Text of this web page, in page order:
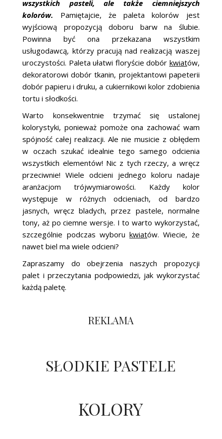
wszystkich pasteli, ale także ciemniejszych
kolorów.
Pamiętajcie, że paleta kolorów jest
wyjściową propozycją doboru barw na ślubie.
Powinna być ona przekazana wszystkim
usługodawcą, którzy pracują nad realizacją waszej
uroczystości. Paleta ułatwi floryście dobór kwiatów,
dekoratorowi dobór tkanin, projektantowi papeterii
dobór papieru i druku, a cukiernikowi kolor zdobienia
tortu i słodkości.
Warto konsekwentnie trzymać się ustalonej
kolorystyki, ponieważ pomoże ona zachować wam
spójność całej realizacji. Ale nie musicie z obłędem
w oczach szukać idealnie tego samego odcienia
wszystkich elementów! Nic z tych rzeczy, a wręcz
przeciwnie! Wiele odcieni jednego koloru nadaje
aranżacjom trójwymiarowości. Każdy kolor
występuje w różnych odcieniach, od bardzo
jasnych, wręcz bladych, przez pastele, normalne
tony, aż po ciemne wersje. I to warto wykorzystać,
szczególnie podczas wyborukwiatów. Wiecie, że
nawet biel ma wiele odcieni?
Zapraszamy do obejrzenia naszych propozycji
palet i przeczytania podpowiedzi, jak wykorzystać
każdą paletę.
REKLAMA
SŁODKIE PASTELE
KOLORY